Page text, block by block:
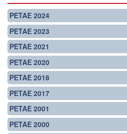
PETAE 2024
PETAE 2023
PETAE 2021
PETAE 2020
PETAE 2018
PETAE 2017
PETAE 2001
PETAE 2000